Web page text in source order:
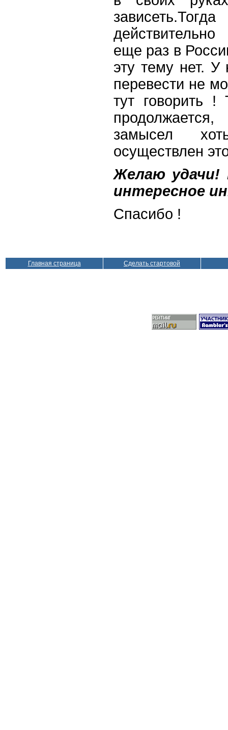
еще раз в
эту тему нет. У
перевести не
тут говорить
замысел
осуществлен
Желаю удачи!
интересное
Спасибо !
Главная страница Сделать стартовой